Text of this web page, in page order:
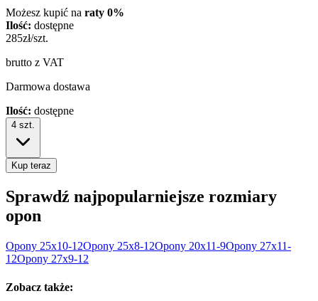
Możesz kupić na raty 0%
Ilość: dostępne
285zł/szt.
brutto z VAT
Darmowa dostawa
Ilość: dostępne
4 szt.
Kup teraz
Sprawdź najpopularniejsze rozmiary
opon
Opony 25x10-12Opony 25x8-12Opony 20x11-9Opony 27x11-
12Opony 27x9-12
Zobacz także: